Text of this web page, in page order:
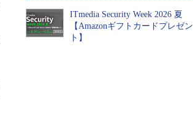
ITmedia Security Week 2026 夏
【Amazonギフトカードプレゼン
ト】